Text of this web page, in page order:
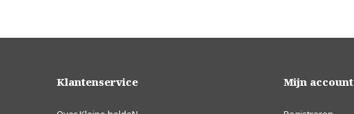
Klantenservice Mijn account